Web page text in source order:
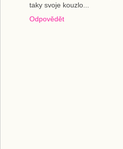
taky svoje kouzlo...
Odpovědět